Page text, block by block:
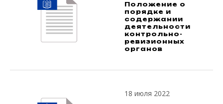
Положение о
порядке и
содержании
деятельности
контрольно-
ревизионных
органов
18 июля 2022